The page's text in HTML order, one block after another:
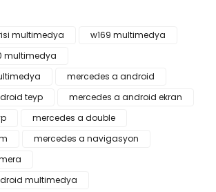
ürüne ilk yorumu siz yapın!
Yorum Yaz
resim, ürün açıklamalarında ve diğer
iletebilirsiniz.
için teşekkür ederiz.
sitelerden daha pahalı.
farklı alternatifler olmalı.
multimedya
w169 multimedya
multimedya
mercedes a android
teyp
mercedes a android ekran
mercedes a double
mercedes a navigasyon
multimedya